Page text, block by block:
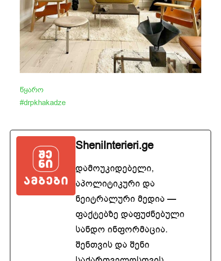
წყარო
#drpkhakadze
SheniInterieri.ge
დამოუკიდებელი,
აპოლიტიკური და
ნეიტრალური მედია —
ფაქტებზე დაფუძნებული
სანდო ინფორმაცია.
შენთვის და შენი